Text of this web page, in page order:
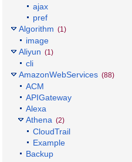
ajax
pref
Algorithm (1)
image
Aliyun (1)
cli
AmazonWebServices (88)
ACM
APIGateway
Alexa
Athena (2)
CloudTrail
Example
Backup